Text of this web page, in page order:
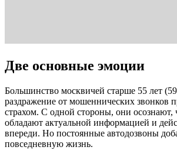
Две основные эмоции
Большинство москвичей старше 55 лет
раздражение от мошеннических звонков
страхом. С одной стороны, они
обладают актуальной информацией и
впереди. Но постоянные автодозвоны
повседневную жизнь.